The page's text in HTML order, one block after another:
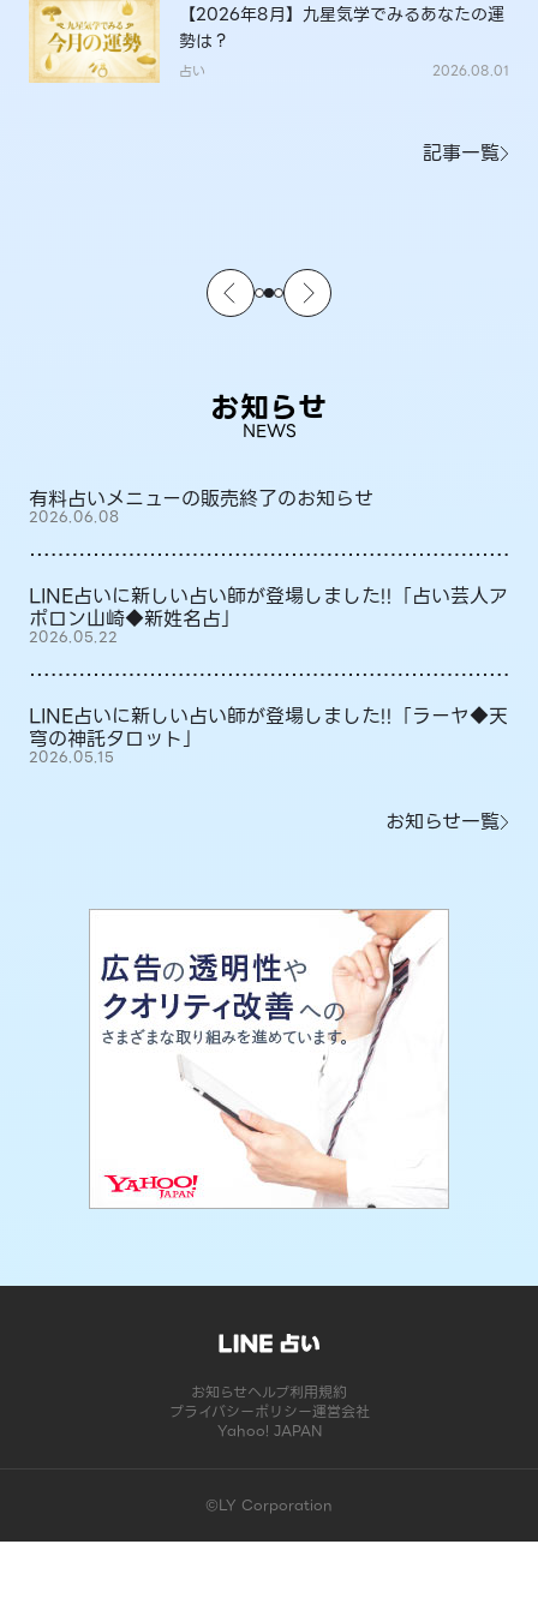
【2026年8月】九星気学でみるあなたの運
勢は？
占い 2026.08.01
記事一覧
お知らせ
NEWS
有料占いメニューの販売終了のお知らせ
2026.06.08
LINE占いに新しい占い師が登場しました!!「占い芸人ア
ポロン山崎◆新姓名占」
2026.05.22
LINE占いに新しい占い師が登場しました!!「ラーヤ◆天
穹の神託タロット」
2026.05.15
お知らせ一覧
お知らせヘルプ利用規約
プライバシーポリシー運営会社
Yahoo! JAPAN
©LY Corporation
このコンテンツは掲載が終了しました | LINE占い